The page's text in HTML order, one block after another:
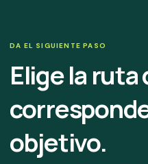
DA EL SIGUIENTE PASO
Elige la ruta
objetivo.